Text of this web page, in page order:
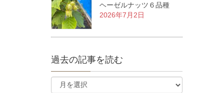
ヘーゼルナッツ６品種
2026年7月2日
過去の記事を読む